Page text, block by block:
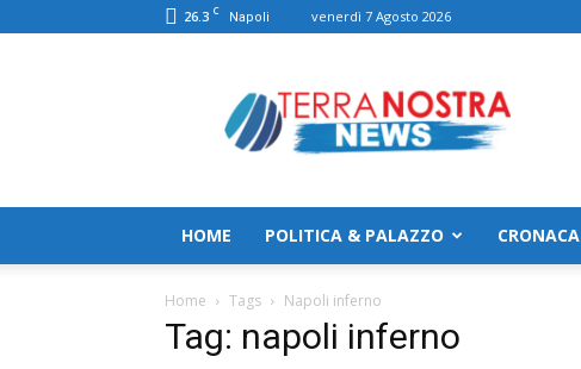
26.3 C Napoli venerdì 7 Agosto 2026
HOME POLITICA & PALAZZO CRONACA
Home Tags Napoli inferno
Tag: napoli inferno